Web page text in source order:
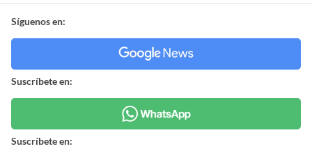
Síguenos en:
Suscríbete en:
Suscríbete en: